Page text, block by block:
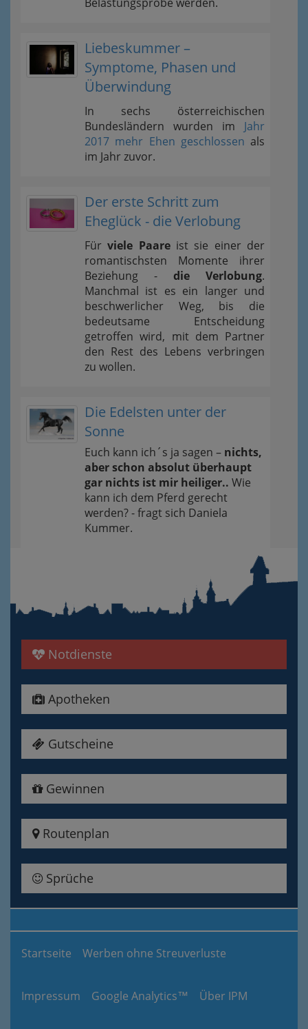
Liebeskummer –
Symptome, Phasen und
Überwindung
In sechs österreichischen
Bundesländern wurden im Jahr
2017 mehr Ehen geschlossen als
im Jahr zuvor.
Der erste Schritt zum
Eheglück - die Verlobung
Fürviele Paareist sie einer der
romantischsten Momente ihrer
Beziehung - die Verlobung.
Manchmal ist es ein langer und
beschwerlicher Weg, bis die
bedeutsame Entscheidung
getroffen wird, mit dem Partner
den Rest des Lebens verbringen
zu wollen.
Die Edelsten unter der
Sonne
Euch kann ich´s ja sagen – nichts,
aber schon absolut überhaupt
gar nichts ist mir heiliger.. Wie
kann ich dem Pferd gerecht
werden? - fragt sich Daniela
Kummer.
Notdienste
Apotheken
Gutscheine
Gewinnen
Routenplan
Sprüche
Startseite Werben ohne Streuverluste
Impressum Google Analytics™ Über IPM